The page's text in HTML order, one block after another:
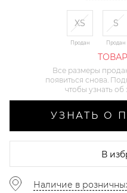
XS
Продан
S
Продан
Все размеры
появиться снова.
чтобы узнать
УЗНАТЬ О
В
Наличие в